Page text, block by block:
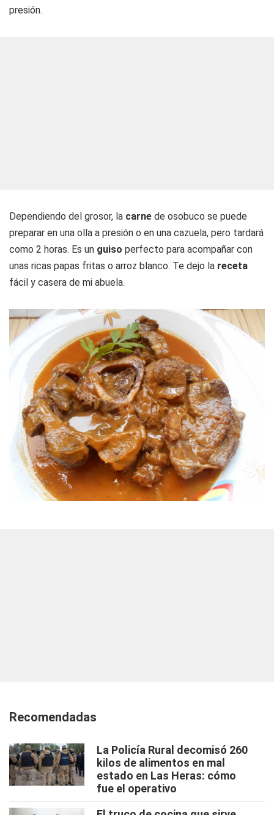
presión.
Dependiendo del grosor, la carne de osobuco se puede
preparar en una olla a presión o en una cazuela, pero tardará
como 2 horas. Es un guiso perfecto para acompañar con
unas ricas papas fritas o arroz blanco. Te dejo la receta
fácil y casera de mi abuela.
Recomendadas
La Policía Rural decomisó 260
kilos de alimentos en mal
estado en Las Heras: cómo
fue el operativo